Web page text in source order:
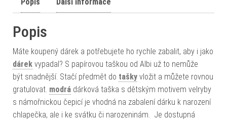
Popis
Máte koupený dárek a potřebujete ho rychle zabalit, aby i jako
dárek vypadal? S papírovou taškou od Albi už to nemůže
být snadnější. Stačí předmět do tašky vložit a můžete rovnou
gratulovat. modrá dárková taška s dětským motivem velryby
s námořnickou čepicí je vhodná na zabalení dárku k narození
chlapečka, ale i ke svátku či narozeninám. Je dostupná